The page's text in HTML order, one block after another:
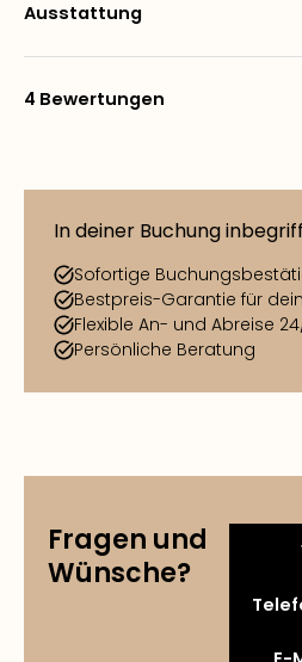
Ausstattung
4 Bewertungen
In deiner Buchung
Sofortige
Bestpreis-Garantie für
Flexible An- und Abreise
Persönliche Beratung
Fragen und
Wünsche?